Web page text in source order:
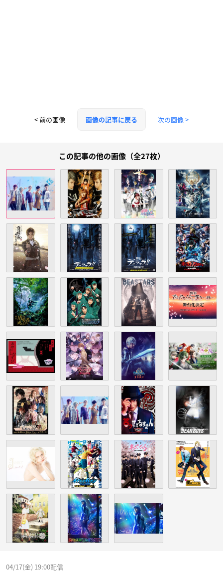
< 前の画像 画像の記事に戻る 次の画像 >
この記事の他の画像（全27枚）
04/17(金) 19:00配信